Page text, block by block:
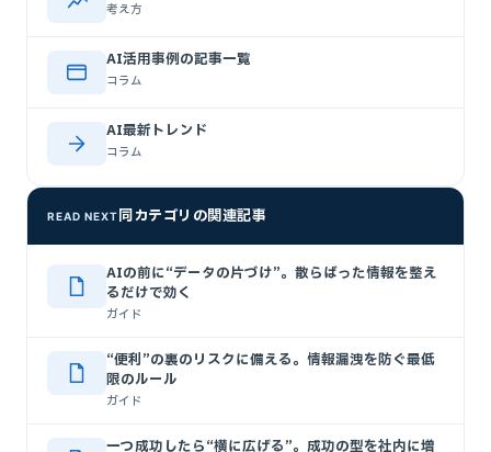
考え方
AI活用事例の記事一覧
コラム
AI最新トレンド
コラム
READ NEXT同カテゴリの関連記事
AIの前に“データの片づけ”。散らばった情報を整え
るだけで効く
ガイド
“便利”の裏のリスクに備える。情報漏洩を防ぐ最低
限のルール
ガイド
一つ成功したら“横に広げる”。成功の型を社内に増